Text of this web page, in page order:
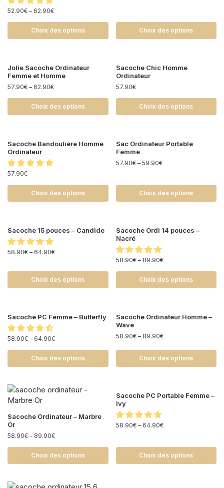
52.90€ – 62.90€
Choix des options Choix des options
Jolie Sacoche Ordinateur
Femme et Homme
57.90€ – 62.90€
Choix des options
Sacoche Chic Homme
Ordinateur
57.90€
Choix des options
Sacoche Bandoulière Homme
Ordinateur
57.90€
Choix des options
Sac Ordinateur Portable
Femme
57.90€– 59.90€
Choix des options
Sacoche 15 pouces – Candide
58.90€ – 64.90€
Choix des options
Sacoche Ordi 14 pouces –
Nacré
58.90€– 89.90€
Choix des options
Sacoche PC Femme – Butterfly
58.90€ – 64.90€
Choix des options
Sacoche Ordinateur Homme –
Wave
58.90€– 89.90€
Choix des options
Sacoche Ordinateur – Marbre
Or
58.90€ – 89.90€
Choix des options
Sacoche PC Portable Femme –
Ivy
58.90€– 64.90€
Choix des options